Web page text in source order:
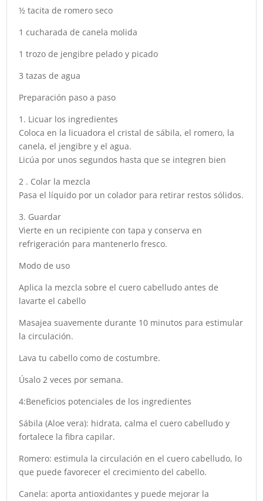
½ tacita de romero seco
1 cucharada de canela molida
1 trozo de jengibre pelado y picado
3 tazas de agua
Preparación paso a paso
1. Licuar los ingredientes
Coloca en la licuadora el cristal de sábila, el romero, la
canela, el jengibre y el agua.
Licúa por unos segundos hasta que se integren bien
2 . Colar la mezcla
Pasa el líquido por un colador para retirar restos sólidos.
3. Guardar
Vierte en un recipiente con tapa y conserva en
refrigeración para mantenerlo fresco.
Modo de uso
Aplica la mezcla sobre el cuero cabelludo antes de
lavarte el cabello
Masajea suavemente durante 10 minutos para estimular
la circulación.
Lava tu cabello como de costumbre.
Úsalo 2 veces por semana.
4:Beneficios potenciales de los ingredientes
Sábila (Aloe vera): hidrata, calma el cuero cabelludo y
fortalece la fibra capilar.
Romero: estimula la circulación en el cuero cabelludo, lo
que puede favorecer el crecimiento del cabello.
Canela: aporta antioxidantes y puede mejorar la